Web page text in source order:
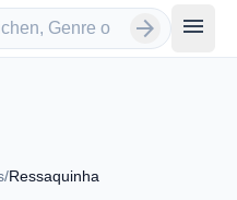
arrow_forward menu
/Ressaquinha